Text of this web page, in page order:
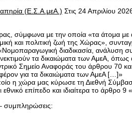
(Ε.Σ.Α.μεΑ.) Στις 24 Απριλίου
σύμφωνα με την οποία «τα άτομα με
και πολιτική ζωή της Χώρας»,
διαδικασία, ανάλυση
τα δικαιώματα των ΑμεΑ,
Σημείο Αναφοράς του άρθρου 70
για τα δικαιώματα των ΑμεΑ […]»
η χώρα μας κύρωσε τη Διεθνή
επίπεδο και ιδιαίτερα το άρθρο
συμπληρώσεις: